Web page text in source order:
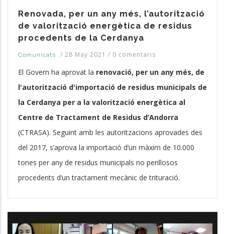
Renovada, per un any més, l’autorització
de valorització energètica de residus
procedents de la Cerdanya
Comunicats / 28 May 2021 / 0 comentaris
El Govern ha aprovat la renovació, per un any més, de
l'autorització d'importació de residus municipals de
la Cerdanya per a la valorització energètica al
Centre de Tractament de Residus d’Andorra
(CTRASA). Seguint amb les autoritzacions aprovades des
del 2017, s’aprova la importació d’un màxim de 10.000
tones per any de residus municipals no perillosos
procedents d’un tractament mecànic de trituració.